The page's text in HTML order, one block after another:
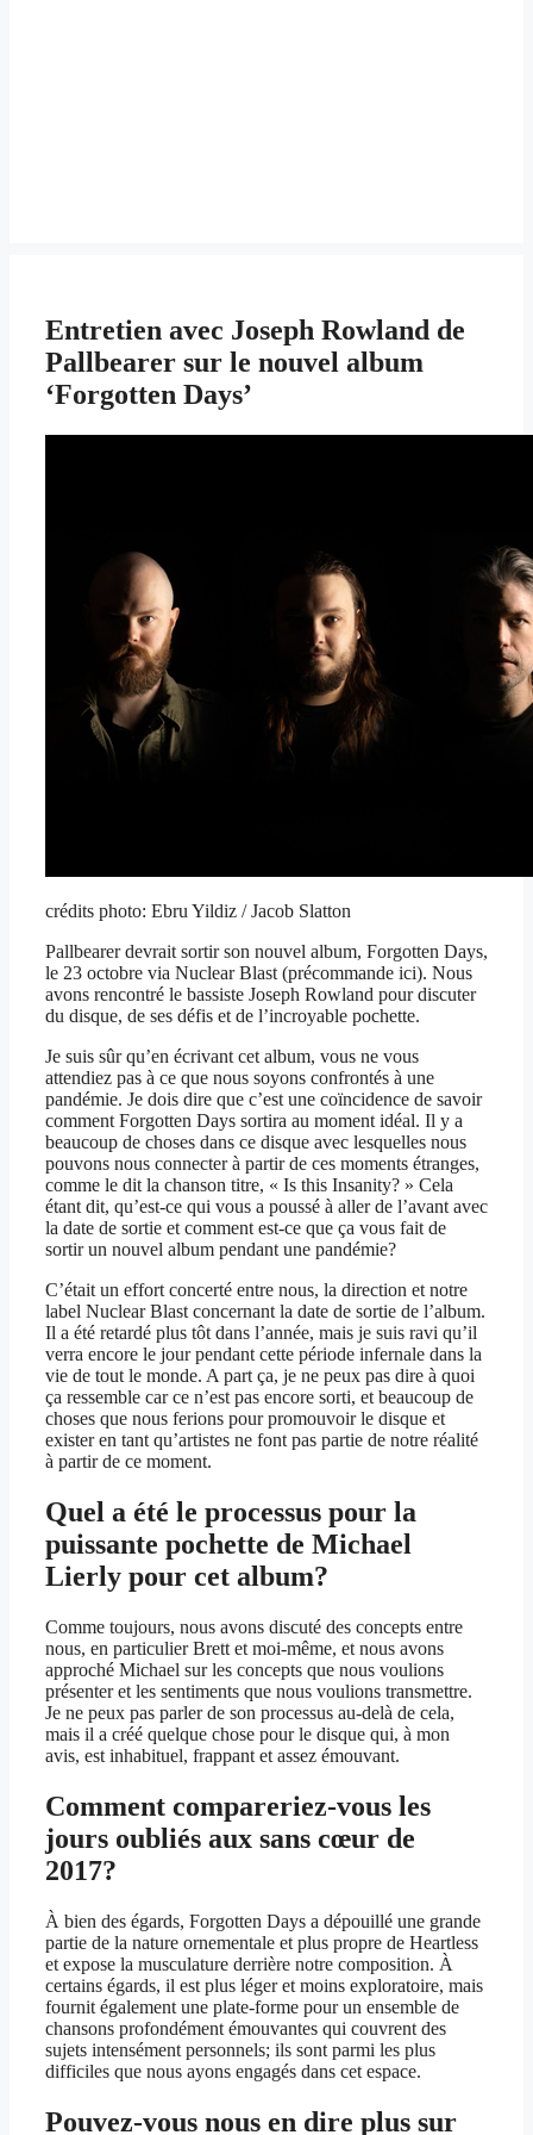
Entretien avec Joseph Rowland de
Pallbearer sur le nouvel album
‘Forgotten Days’
crédits photo: Ebru Yildiz / Jacob Slatton
Pallbearer devrait sortir son nouvel album, Forgotten Days,
le 23 octobre via Nuclear Blast (précommande ici). Nous
avons rencontré le bassiste Joseph Rowland pour discuter
du disque, de ses défis et de l’incroyable pochette.
Je suis sûr qu’en écrivant cet album, vous ne vous
attendiez pas à ce que nous soyons confrontés à une
pandémie. Je dois dire que c’est une coïncidence de savoir
comment Forgotten Days sortira au moment idéal. Il y a
beaucoup de choses dans ce disque avec lesquelles nous
pouvons nous connecter à partir de ces moments étranges,
comme le dit la chanson titre, « Is this Insanity? » Cela
étant dit, qu’est-ce qui vous a poussé à aller de l’avant avec
la date de sortie et comment est-ce que ça vous fait de
sortir un nouvel album pendant une pandémie?
C’était un effort concerté entre nous, la direction et notre
label Nuclear Blast concernant la date de sortie de l’album.
Il a été retardé plus tôt dans l’année, mais je suis ravi qu’il
verra encore le jour pendant cette période infernale dans la
vie de tout le monde. A part ça, je ne peux pas dire à quoi
ça ressemble car ce n’est pas encore sorti, et beaucoup de
choses que nous ferions pour promouvoir le disque et
exister en tant qu’artistes ne font pas partie de notre réalité
à partir de ce moment.
Quel a été le processus pour la
puissante pochette de Michael
Lierly pour cet album?
Comme toujours, nous avons discuté des concepts entre
nous, en particulier Brett et moi-même, et nous avons
approché Michael sur les concepts que nous voulions
présenter et les sentiments que nous voulions transmettre.
Je ne peux pas parler de son processus au-delà de cela,
mais il a créé quelque chose pour le disque qui, à mon
avis, est inhabituel, frappant et assez émouvant.
Comment compareriez-vous les
jours oubliés aux sans cœur de
2017?
À bien des égards, Forgotten Days a dépouillé une grande
partie de la nature ornementale et plus propre de Heartless
et expose la musculature derrière notre composition. À
certains égards, il est plus léger et moins exploratoire, mais
fournit également une plate-forme pour un ensemble de
chansons profondément émouvantes qui couvrent des
sujets intensément personnels; ils sont parmi les plus
difficiles que nous ayons engagés dans cet espace.
Pouvez-vous nous en dire plus sur